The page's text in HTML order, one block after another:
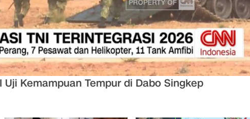
Uji Kemampuan Tempur di Dabo Singkep